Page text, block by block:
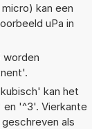
kan een
uPa in
worden
kan het
'^3'. Vierkante
als